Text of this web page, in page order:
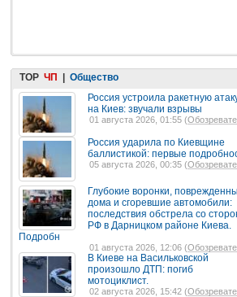
TOP ЧП
Общество
Россия устроила ракетную
на Киев: звучали взрывы
01 августа 2026, 01:55 (
Россия ударила по Киевщине
баллистикой: первые
05 августа 2026, 00:35 (
Глубокие воронки,
дома и сгоревшие автомобили:
последствия обстрела со
РФ в Дарницком районе Киева.
Подробн
01 августа 2026, 12:06 (
В Киеве на Васильковской
произошло ДТП: погиб
мотоциклист.
02 августа 2026, 15:42 (